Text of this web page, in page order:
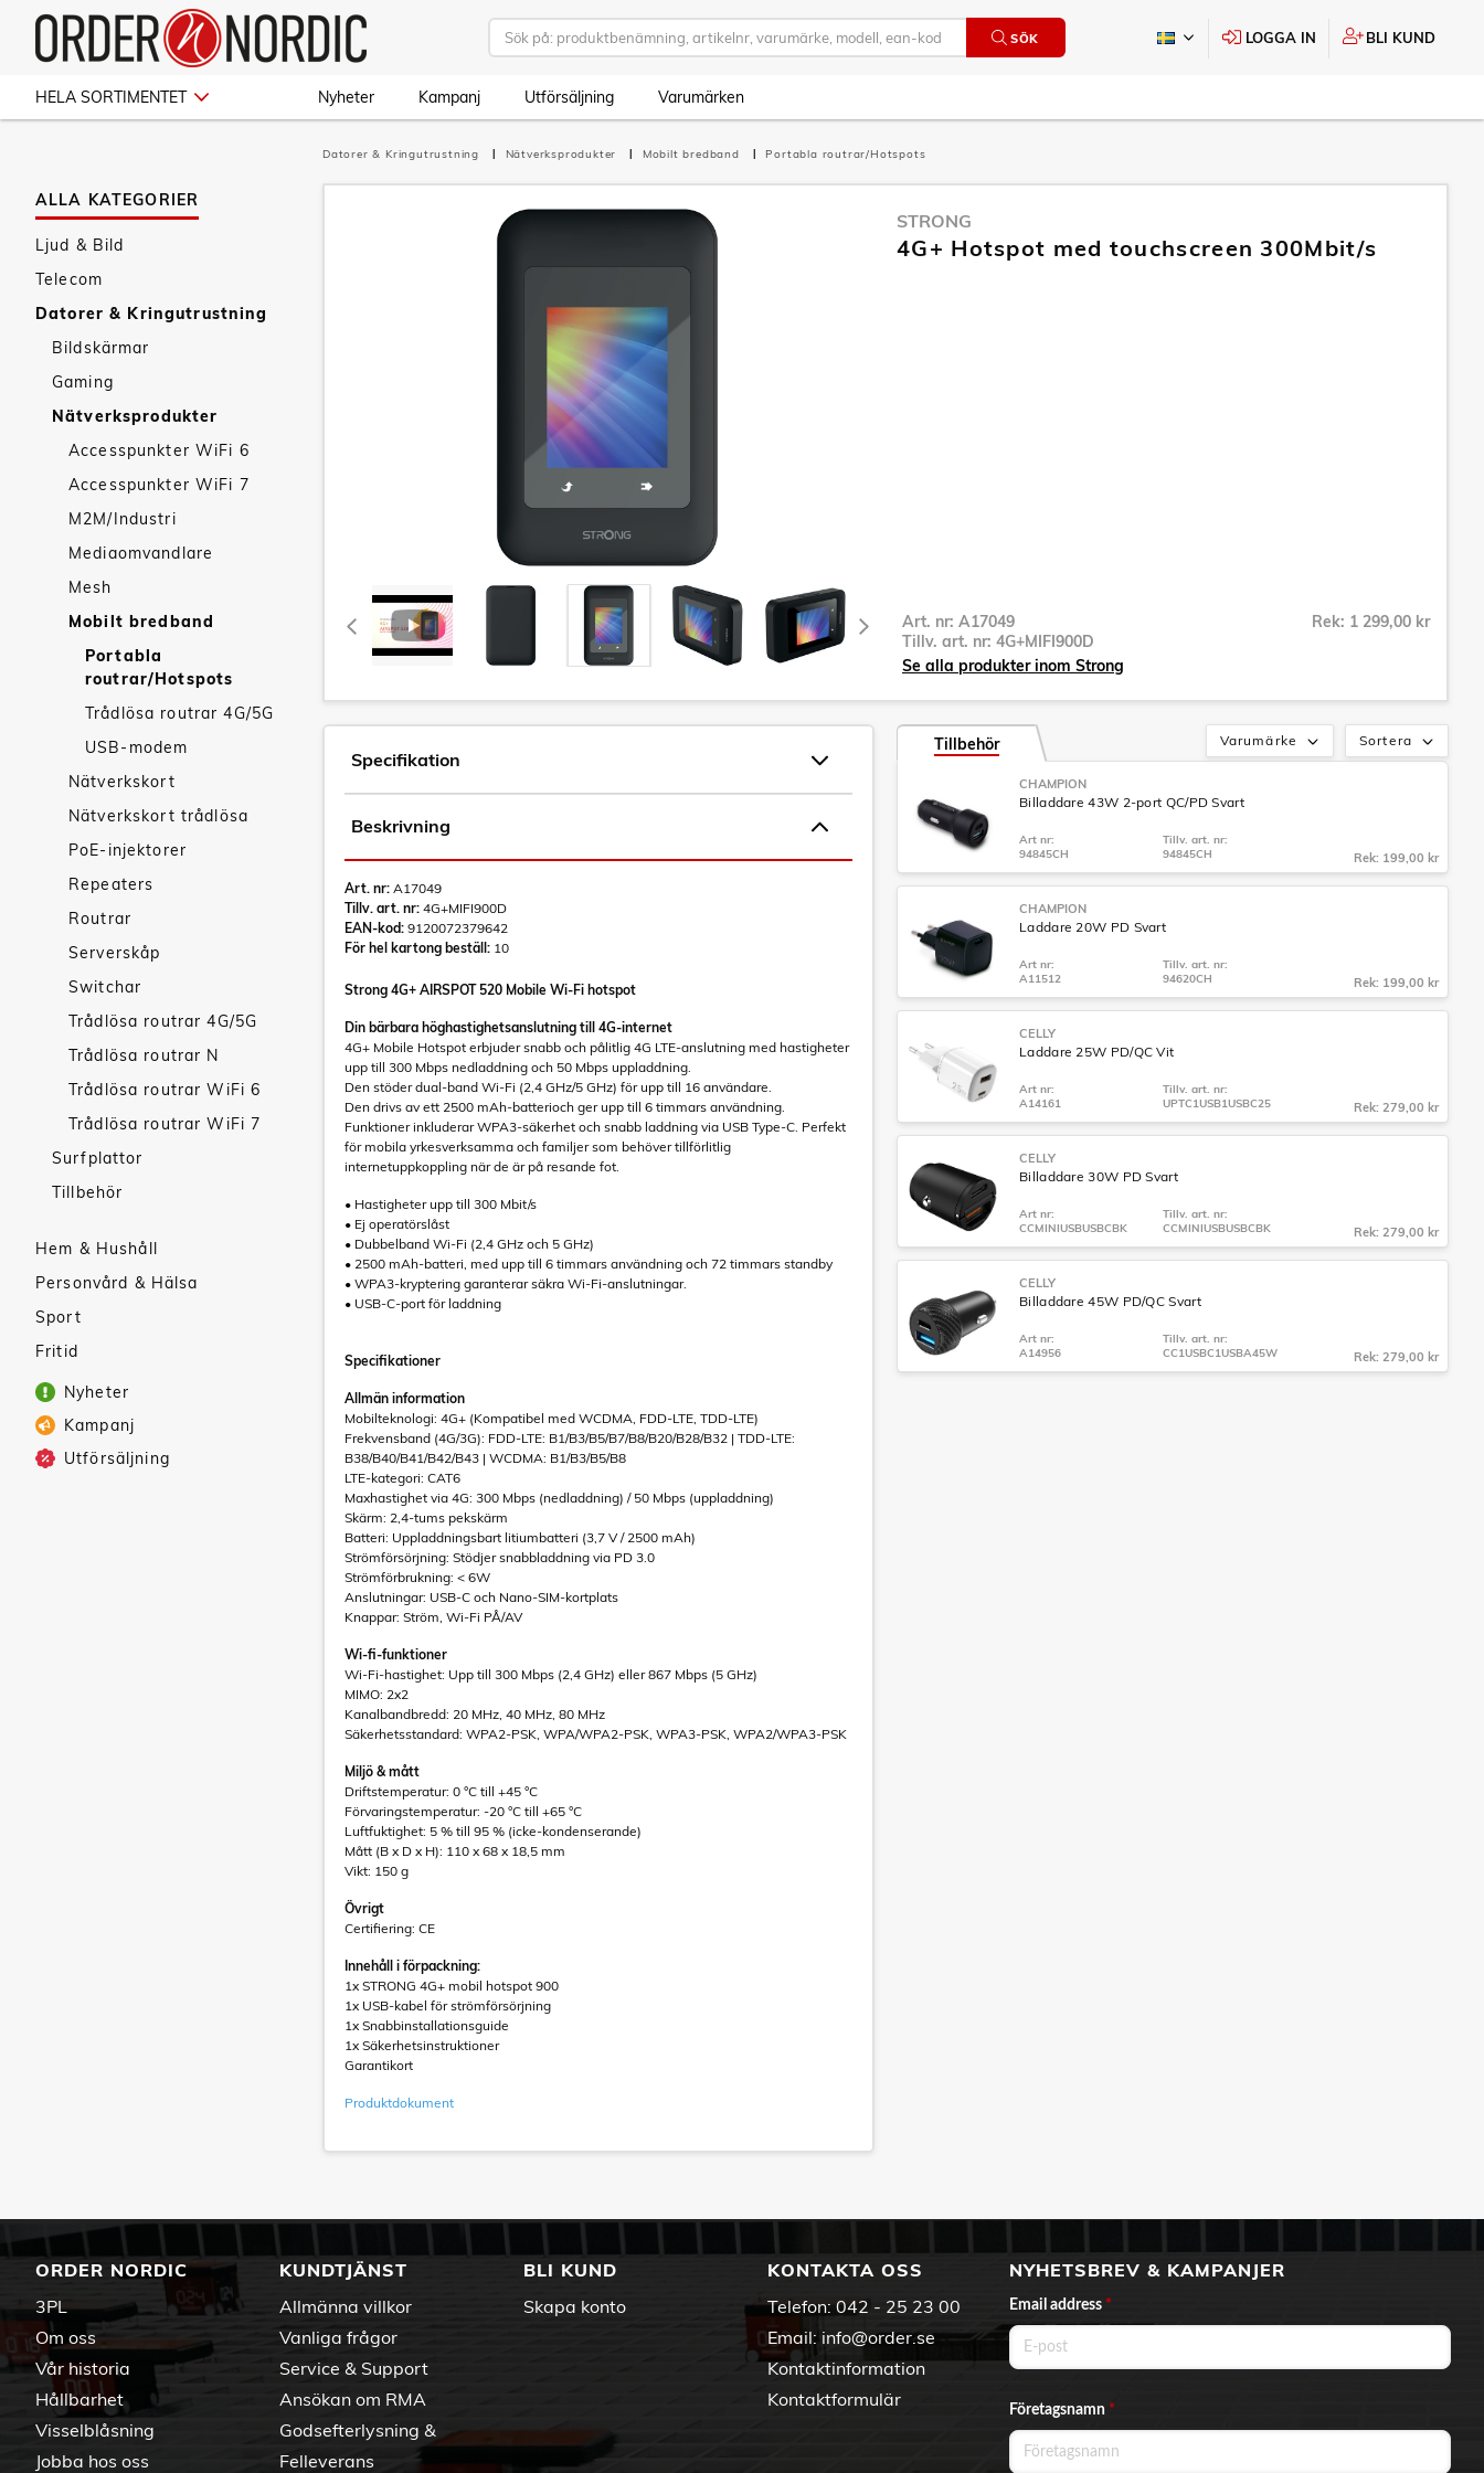
SÖK LOGGA IN BLI KUND
HELA SORTIMENTET Nyheter Kampanj Utförsäljning Varumärken
ALLA KATEGORIER
Ljud & Bild
Telecom
Datorer & Kringutrustning
Bildskärmar
Gaming
Nätverksprodukter
Accesspunkter WiFi 6
Accesspunkter WiFi 7
M2M/Industri
Mediaomvandlare
Mesh
Mobilt bredband
Portabla
routrar/Hotspots
Trådlösa routrar 4G/5G
USB-modem
Nätverkskort
Nätverkskort trådlösa
PoE-injektorer
Repeaters
Routrar
Serverskåp
Switchar
Trådlösa routrar 4G/5G
Trådlösa routrar N
Trådlösa routrar WiFi 6
Trådlösa routrar WiFi 7
Surfplattor
Tillbehör
Hem & Hushåll
Personvård & Hälsa
Sport
Fritid
Nyheter
Kampanj
Utförsäljning
Datorer & Kringutrustning Nätverksprodukter Mobilt bredband Portabla routrar/Hotspots
STRONG
4G+ Hotspot med touchscreen 300Mbit/s
Art. nr: A17049
Tillv. art. nr: 4G+MIFI900D
Rek: 1 299,00 kr
Se alla produkter inom Strong
Specifikation
Beskrivning
Art. nr: A17049
Tillv. art. nr: 4G+MIFI900D
EAN-kod: 9120072379642
För hel kartong beställ: 10
Strong 4G+ AIRSPOT 520 Mobile Wi-Fi hotspot
Din bärbara höghastighetsanslutning till 4G-internet
4G+ Mobile Hotspot erbjuder snabb och pålitlig 4G LTE-anslutning med hastigheter
upp till 300 Mbps nedladdning och 50 Mbps uppladdning.
Den stöder dual-band Wi-Fi (2,4 GHz/5 GHz) för upp till 16 användare.
Den drivs av ett 2500 mAh-batterioch ger upp till 6 timmars användning.
Funktioner inkluderar WPA3-säkerhet och snabb laddning via USB Type-C. Perfekt
för mobila yrkesverksamma och familjer som behöver tillförlitlig
internetuppkoppling när de är på resande fot.
• Hastigheter upp till 300 Mbit/s
• Ej operatörslåst
• Dubbelband Wi-Fi (2,4 GHz och 5 GHz)
• 2500 mAh-batteri, med upp till 6 timmars användning och 72 timmars standby
• WPA3-kryptering garanterar säkra Wi-Fi-anslutningar.
• USB-C-port för laddning
Specifikationer
Allmän information
Mobilteknologi: 4G+ (Kompatibel med WCDMA, FDD-LTE, TDD-LTE)
Frekvensband (4G/3G): FDD-LTE: B1/B3/B5/B7/B8/B20/B28/B32 | TDD-LTE:
B38/B40/B41/B42/B43 | WCDMA: B1/B3/B5/B8
LTE-kategori: CAT6
Maxhastighet via 4G: 300 Mbps (nedladdning) / 50 Mbps (uppladdning)
Skärm: 2,4-tums pekskärm
Batteri: Uppladdningsbart litiumbatteri (3,7 V / 2500 mAh)
Strömförsörjning: Stödjer snabbladdning via PD 3.0
Strömförbrukning: < 6W
Anslutningar: USB-C och Nano-SIM-kortplats
Knappar: Ström, Wi-Fi PÅ/AV
Wi-fi-funktioner
Wi-Fi-hastighet: Upp till 300 Mbps (2,4 GHz) eller 867 Mbps (5 GHz)
MIMO: 2x2
Kanalbandbredd: 20 MHz, 40 MHz, 80 MHz
Säkerhetsstandard: WPA2-PSK, WPA/WPA2-PSK, WPA3-PSK, WPA2/WPA3-PSK
Miljö & mått
Driftstemperatur: 0 °C till +45 °C
Förvaringstemperatur: -20 °C till +65 °C
Luftfuktighet: 5 % till 95 % (icke-kondenserande)
Mått (B x D x H): 110 x 68 x 18,5 mm
Vikt: 150 g
Övrigt
Certifiering: CE
Innehåll i förpackning:
1x STRONG 4G+ mobil hotspot 900
1x USB-kabel för strömförsörjning
1x Snabbinstallationsguide
1x Säkerhetsinstruktioner
Garantikort
Produktdokument
Sortera
Varumärke
Tillbehör
CHAMPION
Billaddare 43W 2-port QC/PD Svart
Art nr:
94845CH
Tillv. art. nr:
94845CH
Rek: 199,00 kr
CHAMPION
Laddare 20W PD Svart
Art nr:
A11512
Tillv. art. nr:
94620CH
Rek: 199,00 kr
CELLY
Laddare 25W PD/QC Vit
Art nr:
A14161
Tillv. art. nr:
UPTC1USB1USBC25
Rek: 279,00 kr
CELLY
Billaddare 30W PD Svart
Art nr:
CCMINIUSBUSBCBK
Tillv. art. nr:
CCMINIUSBUSBCBK
Rek: 279,00 kr
CELLY
Billaddare 45W PD/QC Svart
Art nr:
A14956
Tillv. art. nr:
CC1USBC1USBA45W
Rek: 279,00 kr
ORDER NORDIC
3PL
Om oss
Vår historia
Hållbarhet
Visselblåsning
Jobba hos oss
KUNDTJÄNST
Allmänna villkor
Vanliga frågor
Service & Support
Ansökan om RMA
Godsefterlysning &
Felleverans
BLI KUND
Skapa konto
KONTAKTA OSS
Telefon: 042 - 25 23 00
Email: info@order.se
Kontaktinformation
Kontaktformulär
NYHETSBREV & KAMPANJER
Email address *
Företagsnamn *